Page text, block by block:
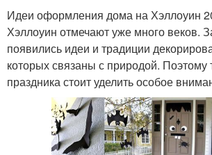
Идеи оформления дома на Хэллоуин
Хэллоуин отмечают уже много веков.
появились идеи и традиции
которых связаны с природой. Поэтому
праздника стоит уделить особое